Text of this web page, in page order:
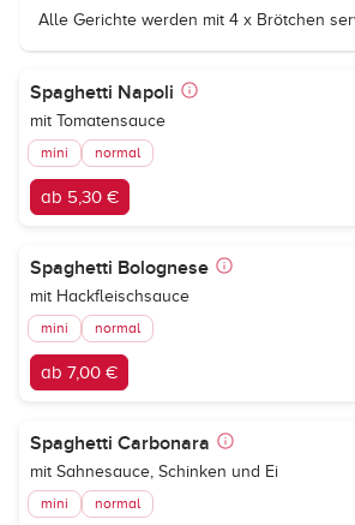
Alle Gerichte werden mit 4 x Brötchen
Spaghetti Napoli
mit Tomatensauce
mini normal
ab 5,30 €
Spaghetti Bolognese
mit Hackfleischsauce
mini normal
ab 7,00 €
Spaghetti Carbonara
mit Sahnesauce, Schinken und Ei
mini normal